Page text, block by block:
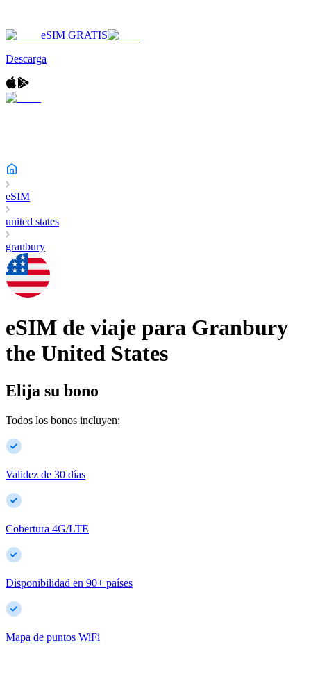
eSIM GRATIS
Descarga
eSIM
united states
granbury
eSIM de viaje para Granbury
the United States
Elija su bono
Todos los bonos incluyen:
Validez de 30 días
Cobertura 4G/LTE
Disponibilidad en 90+ países
Mapa de puntos WiFi